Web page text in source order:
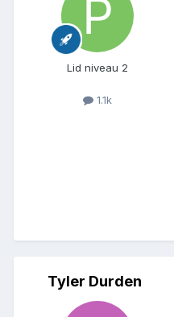
Lid niveau 2
1.1k
Tyler Durden